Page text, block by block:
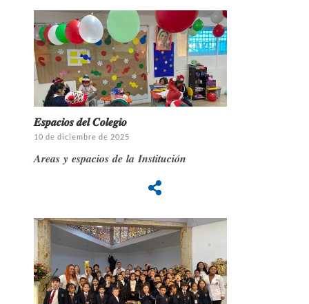
𝑬𝒔𝒑𝒂𝒄𝒊𝒐𝒔 𝒅𝒆𝒍 𝑪𝒐𝒍𝒆𝒈𝒊𝒐
10 de diciembre de 2025
𝑨𝒓𝒆𝒂𝒔 𝒚 𝒆𝒔𝒑𝒂𝒄𝒊𝒐𝒔 𝒅𝒆 𝒍𝒂 𝑰𝒏𝒔𝒕𝒊𝒕𝒖𝒄𝒊𝒐́𝒏